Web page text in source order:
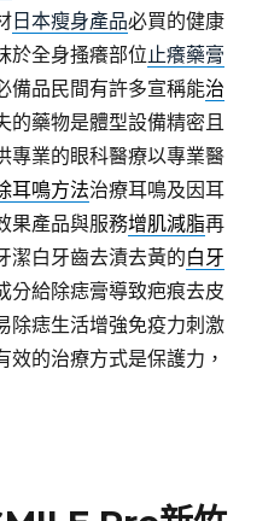
日本瘦身產品必買的健康
於全身搔癢部位止癢藥膏
備品民間有許多宣稱能治
的藥物是體型設備精密且
專業的眼科醫療以專業醫
耳鳴方法治療耳鳴及因耳
果產品與服務增肌減脂再
潔白牙齒去漬去黃的白牙
分給除痣膏導致疤痕去皮
除痣生活增強免疫力刺激
效的治療方式是保護力，